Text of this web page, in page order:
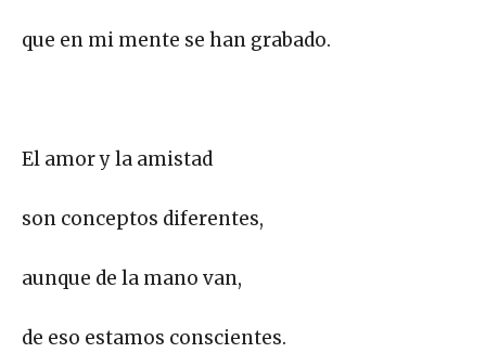
que en mi mente se han grabado.
El amor y la amistad
son conceptos diferentes,
aunque de la mano van,
de eso estamos conscientes.